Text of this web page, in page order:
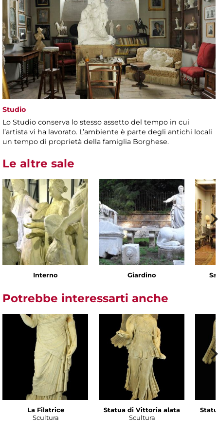
Studio
Lo Studio conserva lo stesso assetto del tempo in cui
l’artista vi ha lavorato. L’ambiente è parte degli antichi locali
un tempo di proprietà della famiglia Borghese.
Le altre sale
Interno Giardino
Potrebbe interessarti anche
La Filatrice
Scultura
Statua di Vittoria alata
Scultura